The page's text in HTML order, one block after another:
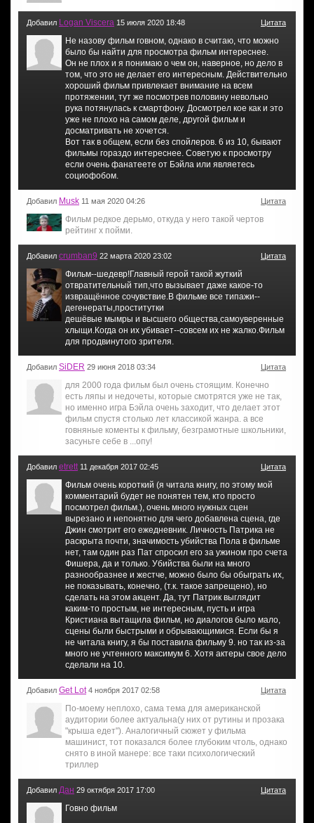
Добавил Logan Viscera 15 июля 2020 18:48 Цитата
Не назову фильм говном, однако в считаю, что можно
было бы найти для просмотра фильм интереснее.
Он не плох и я понимаю о чем он, наверное, но дело в
том, что это не делает его интересным. Действительно
хороший фильм привлекает внимание на всем
протяжении, тут же посмотрев половину невольно
рука потянулась к смартфону. Досмотрел кое как и это
уже не плохо на самом деле, другой фильм и
досматривать не хочется.
Вот так в общем, если без спойлеров. 6 из 10, бывают
фильмы гораздо интереснее. Советую к просмотру
если очень фанатеете от Бэйла или являетесь
социофобом.
Добавил Musk 11 мая 2020 04:26 Цитата
Фильм редкое дерьмо, откуда у него такой чертов
рейтинг х пойми.
Добавил crumban9 22 марта 2020 23:02 Цитата
Фильм--шедевр!Главный герой такой жуткий
отвратительный тип,что вызывает даже какое-то
извращённое сочувствие.В фильме все типажи--
дегенераты,проститутки
дешёвые мымры и высшего общества,самоуверенные
хлыщи.Когда он их убивает--совсем их не жалко.Фильм
для продвинутого зрителя.
Добавил SiDER 29 июня 2018 03:34 Цитата
для 2000 года фильм был очень стоящим. Конечно
есть ляпы и недочеты, которые смотрятся уже не так,
но именно игра Бэйла очень заходит, что делает этот
фильм спустя столько лет классикой жанра. а все
говняные коменты к фильму, безграмотные школьники,
засуньте себе в ...опу!
Добавил etrett 11 декабря 2017 02:45 Цитата
Фильм очень короткий (я читала книгу, по этому мой
комментарий будет не понятен тем, кто просто
посмотрел фильм.), очень много нужных сцен
вырезано и непонятно для чего добавлена сцена, где
Джин смотрит его ежедневник. Личность Патрика не
раскрыта почти, значимость убийства Пола в фильме
нет, там один раз Пат спросил его за ужином про счета
Фишера, да и только. Убийства были на много
разнообразнее и жестче, можно было бы обыграть их,
не показывать, конечно, (т.к. такое запрещено), но
сделать на этом акцент. Да, тут Патрик выглядит
каким-то простым, не интересным, пусть и игра
Кристиана вытащила фильм, но диалогов было мало,
сцены были быстрыми и обрывающимися. Если бы я
не читала книгу, я бы поставила фильму 9. но так из-за
много не учтенного максимум 6. Хотя актеры свое дело
сделали на 10.
Добавил Get Lot 4 ноября 2017 02:58 Цитата
По-моему неплохо, сама тема для американской
аудитории более актуальна(у них от рутины и прозака
"крыша едет"). Аналогичный сюжет у фильма
машинист, тот показался более глубоким чтоль, однако
снято в иной манере: все таки психологический
триллер
Добавил Дан 29 октября 2017 17:00 Цитата
Говно фильм